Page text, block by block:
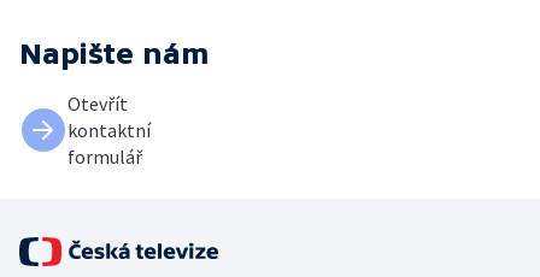
Napište nám
Otevřít
kontaktní
formulář